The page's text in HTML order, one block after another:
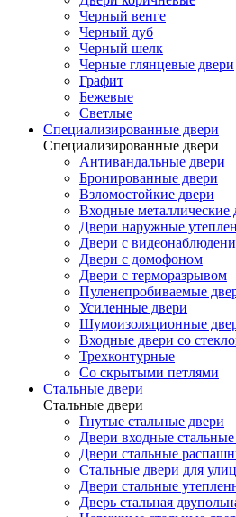
Черный венге
Черный дуб
Черный шелк
Черные глянцевые двери
Графит
Бежевые
Светлые
Специализированные двери
Специализированные двери
Антивандальные двери
Бронированные двери
Взломостойкие двери
Входные металлические
Двери наружные
Двери с
Двери с домофоном
Двери с терморазрывом
Пуленепробиваемые
Усиленные двери
Шумоизоляционные
Входные двери со
Трехконтурные
Со скрытыми петлями
Стальные двери
Стальные двери
Гнутые стальные двери
Двери входные
Двери стальные
Стальные двери для
Двери стальные
Дверь стальная